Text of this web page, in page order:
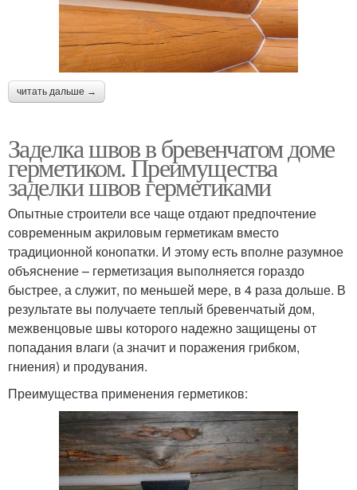
читать дальше →
Заделка швов в бревенчатом доме
герметиком. Преимущества
заделки швов герметиками
Опытные строители все чаще отдают предпочтение
современным акриловым герметикам вместо
традиционной конопатки. И этому есть вполне разумное
объяснение – герметизация выполняется гораздо
быстрее, а служит, по меньшей мере, в 4 раза дольше. В
результате вы получаете теплый бревенчатый дом,
межвенцовые швы которого надежно защищены от
попадания влаги (а значит и поражения грибком,
гниения) и продувания.
Преимущества применения герметиков: